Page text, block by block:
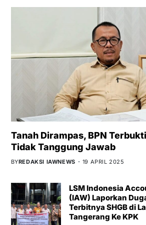
Tanah Dirampas, BPN
Tidak Tanggung Jawab
BYREDAKSI IAWNEWS 19 APRIL 2025
LSM Indonesia
(IAW) Laporkan
Terbitnya SHGB di
Tangerang Ke KPK